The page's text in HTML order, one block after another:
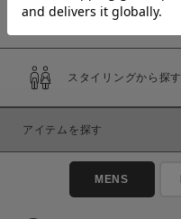
商品タイプ
通常商品
セール価格
予約商品
スタイリングから探す
アイテムを探す
MENS